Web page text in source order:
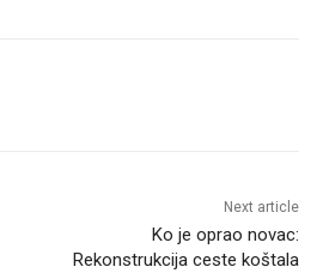
Next article
Ko je oprao novac:
Rekonstrukcija ceste koštala